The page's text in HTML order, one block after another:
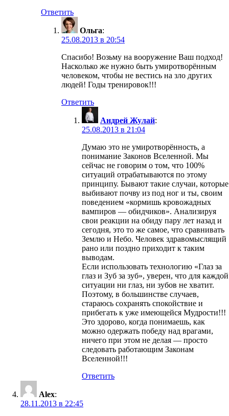
Ответить
Ольга:
25.08.2013 в 20:54
Спасибо! Возьму на вооружение Ваш подход!
Насколько же нужно быть умиротворённым
человеком, чтобы не вестись на зло других
людей! Годы тренировок!!!
Ответить
Андрей Жулай:
25.08.2013 в 21:04
Думаю это не умиротворённость, а
понимание Законов Вселенной. Мы
сейчас не говорим о том, что 100%
ситуаций отрабатываются по этому
принципу. Бывают такие случаи, которые
выбивают почву из под ног и ты, своим
поведением «кормишь кровожадных
вампиров — обидчиков». Анализируя
свои реакции на обиду пару лет назад и
сегодня, это то же самое, что сравнивать
Землю и Небо. Человек здравомыслящий
рано или поздно приходит к таким
выводам.
Если использовать технологию «Глаз за
глаз и Зуб за зуб», уверен, что для каждой
ситуации ни глаз, ни зубов не хватит.
Поэтому, в большинстве случаев,
стараюсь сохранять спокойствие и
прибегать к уже имеющейся Мудрости!!!
Это здорово, когда понимаешь, как
можно одержать победу над врагами,
ничего при этом не делая — просто
следовать работающим Законам
Вселенной!!!
Ответить
Alex:
28.11.2013 в 22:45